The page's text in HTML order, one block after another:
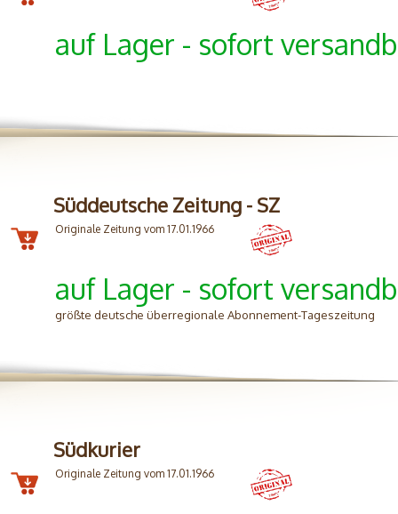
auf Lager - sofort
Süddeutsche Zeitung - SZ
Originale Zeitung vom 17.01.1966
auf Lager - sofort
größte deutsche überregionale Abonnement-Tageszeitung
Südkurier
Originale Zeitung vom 17.01.1966